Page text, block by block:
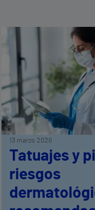
13 marzo 2026
Tatuajes y
riesgos